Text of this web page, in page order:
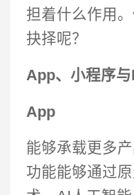
担着什么作用
抉择呢？
App、小程序
App
能够承载更多
功能能够通过